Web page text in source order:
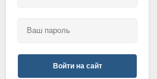
Войти на сайт